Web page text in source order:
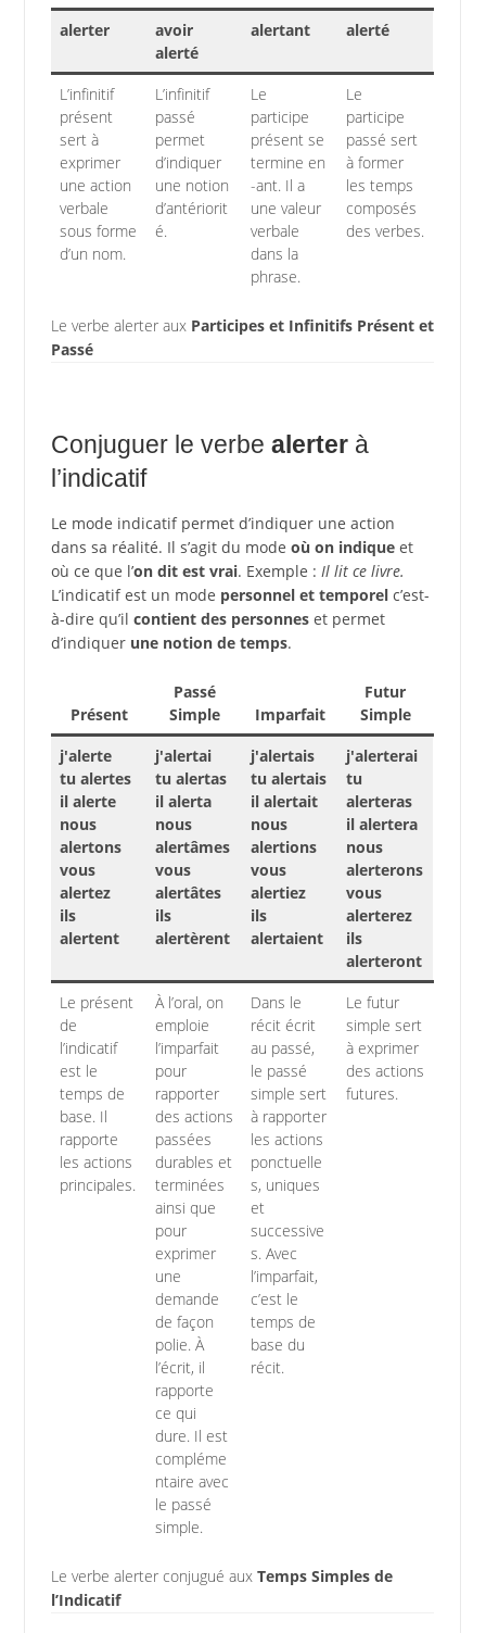
alerter
avoir
alerté
alertant alerté
L’infinitif
présent
sert à
exprimer
une action
verbale
sous forme
d’un nom.
L’infinitif
passé
permet
d’indiquer
une notion
d’antériorit
é.
Le
participe
présent se
termine en
-ant. Il a
une valeur
verbale
dans la
phrase.
Le
participe
passé sert
à former
les temps
composés
des verbes.
Le verbe alerter aux Participes et Infinitifs Présent et
Passé
Conjuguer le verbe alerterà
l’indicatif
Le mode indicatif permet d’indiquer une action
dans sa réalité. Il s’agit du mode où on indiqueet
où ce que l’on dit est vrai. Exemple : Il lit ce livre.
L’indicatif est un mode personnel et temporelc’est-
à-dire qu’il contient des personneset permet
d’indiquer une notion de temps.
Présent
Passé
Simple
Imparfait
Futur
Simple
j'alerte
tu alertes
il alerte
nous
alertons
vous
alertez
ils
alertent
j'alertai
tu alertas
il alerta
nous
alertâmes
vous
alertâtes
ils
alertèrent
j'alertais
tu alertais
il alertait
nous
alertions
vous
alertiez
ils
alertaient
j'alerterai
tu
alerteras
il alertera
nous
alerterons
vous
alerterez
ils
alerteront
Le présent
de
l’indicatif
est le
temps de
base. Il
rapporte
les actions
principales.
À l’oral, on
emploie
l’imparfait
pour
rapporter
des actions
passées
durables et
terminées
ainsi que
pour
exprimer
une
demande
de façon
polie. À
l’écrit, il
rapporte
ce qui
dure. Il est
compléme
ntaire avec
le passé
simple.
Dans le
récit écrit
au passé,
le passé
simple sert
à rapporter
les actions
ponctuelle
s, uniques
et
successive
s. Avec
l’imparfait,
c’est le
temps de
base du
récit.
Le futur
simple sert
à exprimer
des actions
futures.
Le verbe alerter conjugué aux Temps Simples de
l’Indicatif